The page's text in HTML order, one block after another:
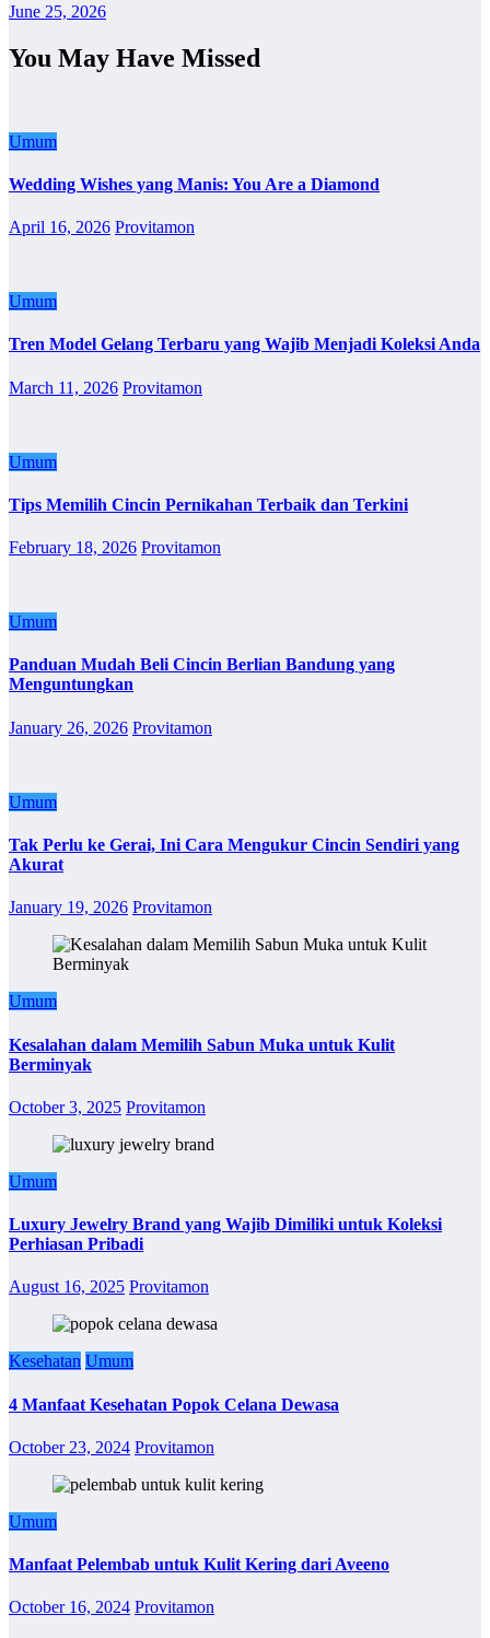
June 25, 2026
You May Have Missed
Umum
Wedding Wishes yang Manis: You Are a Diamond
April 16, 2026 Provitamon
Umum
Tren Model Gelang Terbaru yang Wajib Menjadi Koleksi Anda
March 11, 2026 Provitamon
Umum
Tips Memilih Cincin Pernikahan Terbaik dan Terkini
February 18, 2026 Provitamon
Umum
Panduan Mudah Beli Cincin Berlian Bandung yang
Menguntungkan
January 26, 2026 Provitamon
Umum
Tak Perlu ke Gerai, Ini Cara Mengukur Cincin Sendiri yang
Akurat
January 19, 2026 Provitamon
Umum
Kesalahan dalam Memilih Sabun Muka untuk Kulit
Berminyak
October 3, 2025 Provitamon
Umum
Luxury Jewelry Brand yang Wajib Dimiliki untuk Koleksi
Perhiasan Pribadi
August 16, 2025 Provitamon
Kesehatan Umum
4 Manfaat Kesehatan Popok Celana Dewasa
October 23, 2024 Provitamon
Umum
Manfaat Pelembab untuk Kulit Kering dari Aveeno
October 16, 2024 Provitamon